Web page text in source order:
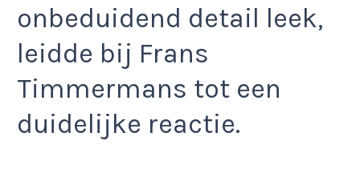
onbeduidend detail leek,
leidde bij Frans
Timmermans tot een
duidelijke reactie.